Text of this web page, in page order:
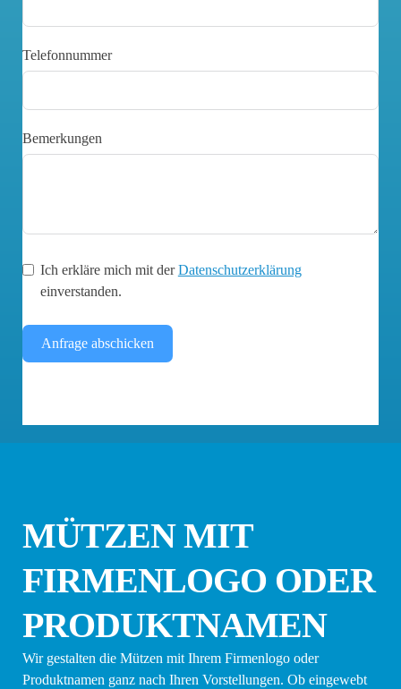
Telefonnummer
Bemerkungen
Ich erkläre mich mit derDatenschutzerklärung
einverstanden.
Anfrage abschicken
MÜTZEN MIT
FIRMENLOGO ODER
PRODUKTNAMEN
Wir gestalten die Mützen mit Ihrem Firmenlogo oder
Produktnamen ganz nach Ihren Vorstellungen. Ob eingewebt